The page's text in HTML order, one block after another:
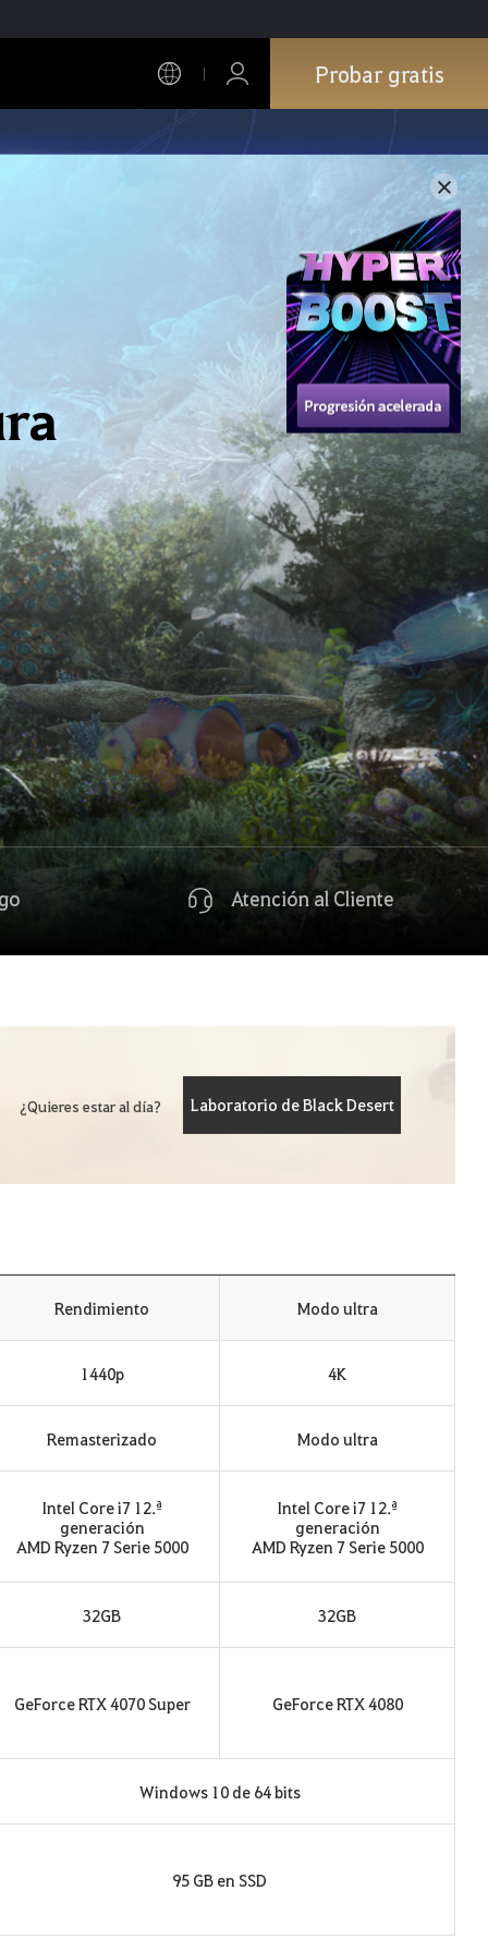
Probar gratis
Atención al Cliente
¿Quieres estar al día? Laboratorio de Black Desert
Rendimiento Modo ultra
1440p 4K
Remasterizado Modo ultra
Intel Core i7 12.ª
generación
AMD Ryzen 7 Serie 5000
Intel Core i7 12.ª
generación
AMD Ryzen 7 Serie 5000
32GB 32GB
GeForce RTX 4070 Super GeForce RTX 4080
Windows 10 de 64 bits
95 GB en SSD